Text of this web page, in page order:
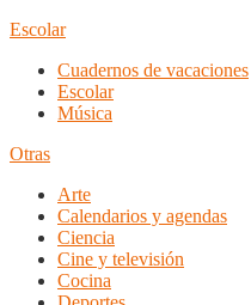
Escolar
Cuadernos de vacaciones
Escolar
Música
Otras
Arte
Calendarios y agendas
Ciencia
Cine y televisión
Cocina